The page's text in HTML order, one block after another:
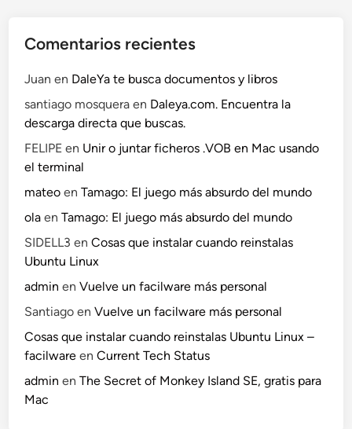
Comentarios recientes
Juan en DaleYa te busca documentos y libros
santiago mosquera en Daleya.com. Encuentra la
descarga directa que buscas.
FELIPE en Unir o juntar ficheros .VOB en Mac usando
el terminal
mateo enTamago: El juego más absurdo del mundo
ola enTamago: El juego más absurdo del mundo
SIDELL3 enCosas que instalar cuando reinstalas
Ubuntu Linux
admin enVuelve un facilware más personal
Santiago enVuelve un facilware más personal
Cosas que instalar cuando reinstalas Ubuntu Linux –
facilware enCurrent Tech Status
admin enThe Secret of Monkey Island SE, gratis para
Mac